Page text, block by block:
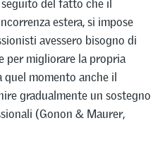
del fatto che il
estera, si impose
avessero bisogno di
per migliorare la propria
momento anche il
gradualmente un sostegno
(Gonon & Maurer,